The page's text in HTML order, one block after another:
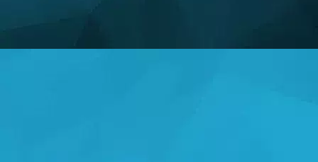
إحصائيات